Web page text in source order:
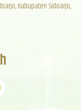
Kabupaten Sidoarjo,